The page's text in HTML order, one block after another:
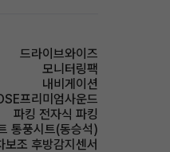
드라이브와이즈
모니터링팩
내비게이션
프리미엄사운드
파킹 전자식 파킹
통풍시트(동승석)
보조 후방감지센서